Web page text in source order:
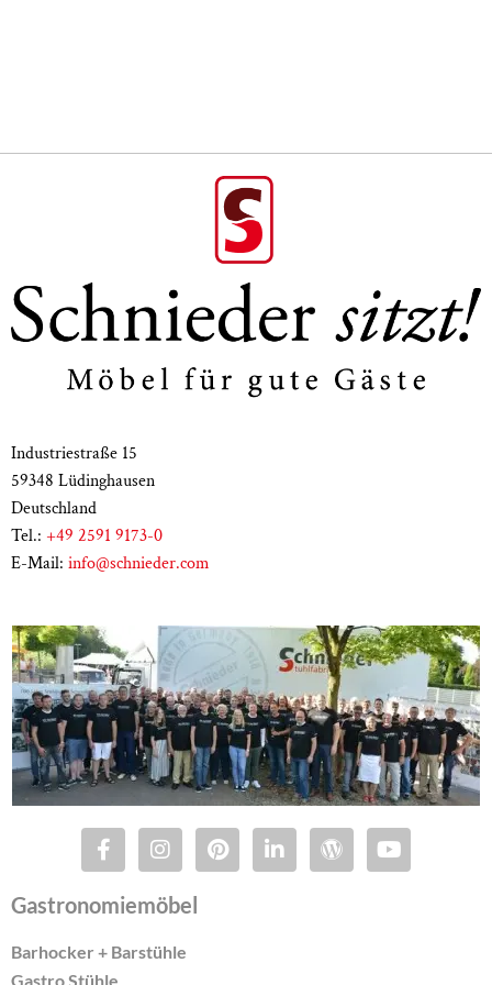
Weitere Polsterbänke finden Siehier
Industriestraße 15
59348 Lüdinghausen
Deutschland
Tel.: +49 2591 9173-0
E-Mail: info@schnieder.com
Gastronomiemöbel
Barhocker + Barstühle
Gastro Stühle